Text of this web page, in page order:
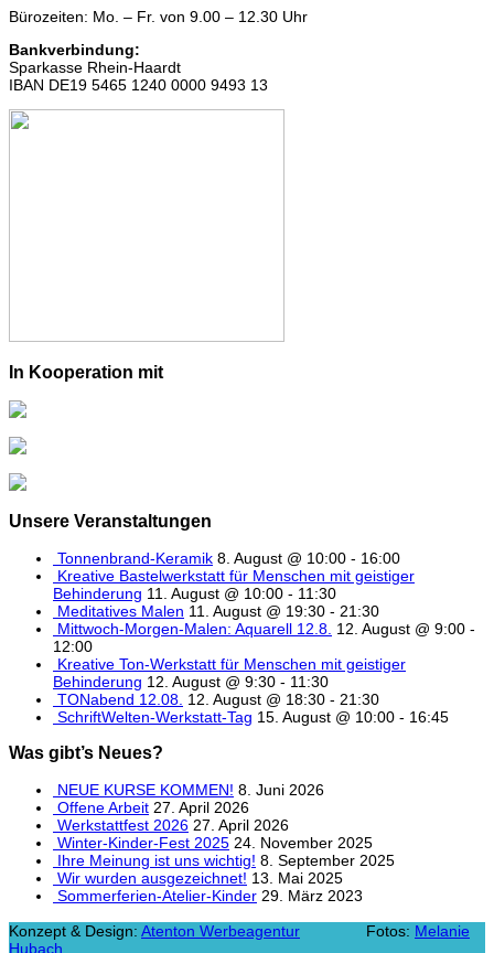
Bürozeiten: Mo. – Fr. von 9.00 – 12.30 Uhr
Bankverbindung:
Sparkasse Rhein-Haardt
IBAN DE19 5465 1240 0000 9493 13
In Kooperation mit
Unsere Veranstaltungen
Tonnenbrand-Keramik 8. August @ 10:00 - 16:00
Kreative Bastelwerkstatt für Menschen mit geistiger
Behinderung 11. August @ 10:00 - 11:30
Meditatives Malen 11. August @ 19:30 - 21:30
Mittwoch-Morgen-Malen: Aquarell 12.8. 12. August @ 9:00 -
12:00
Kreative Ton-Werkstatt für Menschen mit geistiger
Behinderung 12. August @ 9:30 - 11:30
TONabend 12.08. 12. August @ 18:30 - 21:30
SchriftWelten-Werkstatt-Tag 15. August @ 10:00 - 16:45
Was gibt’s Neues?
NEUE KURSE KOMMEN! 8. Juni 2026
Offene Arbeit 27. April 2026
Werkstattfest 2026 27. April 2026
Winter-Kinder-Fest 2025 24. November 2025
Ihre Meinung ist uns wichtig! 8. September 2025
Wir wurden ausgezeichnet! 13. Mai 2025
Sommerferien-Atelier-Kinder 29. März 2023
Konzept & Design: Atenton Werbeagentur Fotos: Melanie
Hubach